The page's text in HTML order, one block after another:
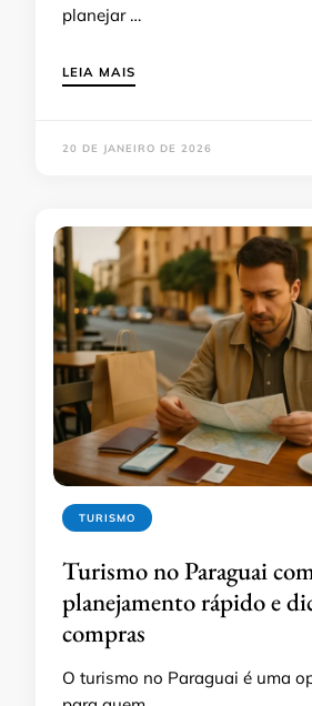
planejar …
LEIA MAIS
20 DE JANEIRO DE 2026
TURISMO
Turismo no Paraguai
planejamento rápido e
compras
O turismo no Paraguai é uma